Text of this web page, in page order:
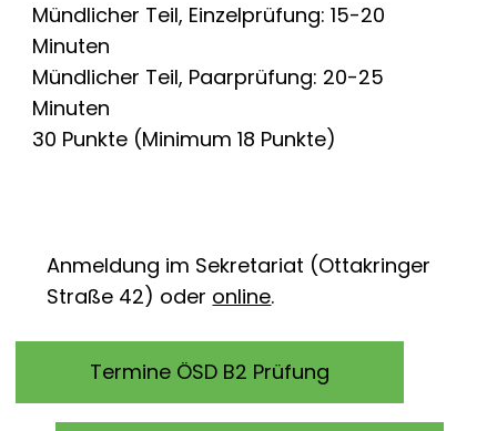
Mündlicher Teil, Einzelprüfung: 15-20
Minuten
Mündlicher Teil, Paarprüfung: 20-25
Minuten
30 Punkte (Minimum 18 Punkte)
Anmeldung im Sekretariat (Ottakringer
Straße 42) oder online.
Termine ÖSD B2 Prüfung